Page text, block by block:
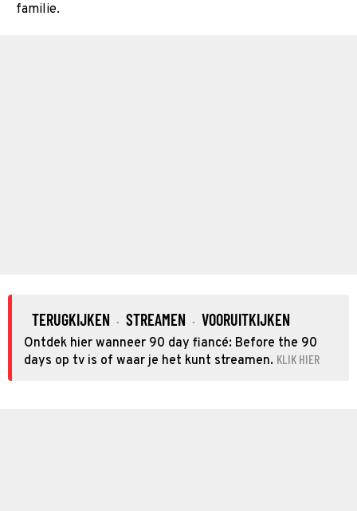
familie.
TERUGKIJKEN · STREAMEN · VOORUITKIJKEN
Ontdek hier wanneer 90 day fiancé: Before the 90
days op tv is of waar je het kunt streamen. KLIK HIER